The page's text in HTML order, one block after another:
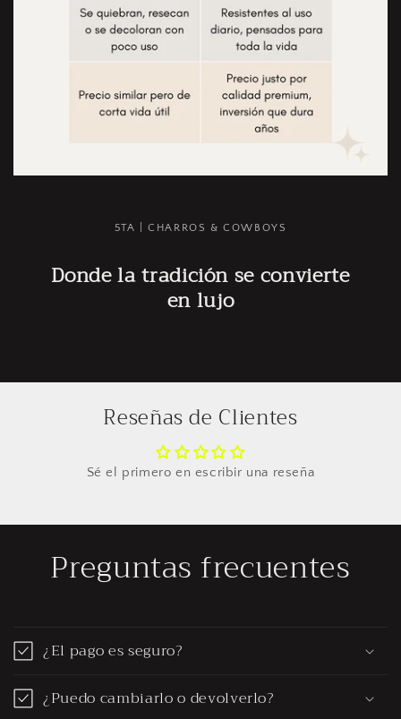
5TA | CHARROS & COWBOYS
Donde la tradición se convierte
en lujo
Reseñas de Clientes
Sé el primero en escribir una reseña
Preguntas frecuentes
¿El pago es seguro?
¿Puedo cambiarlo o devolverlo?